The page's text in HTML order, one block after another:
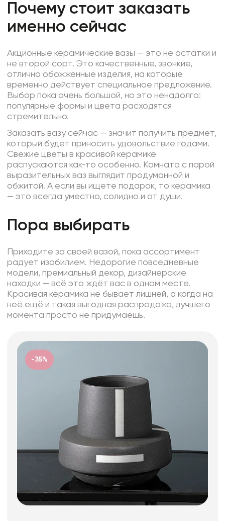
Почему стоит заказать
именно сейчас
Акционные керамические вазы — это не остатки и
не второй сорт. Это качественные, звонкие,
отлично обожжённые изделия, на которые
временно действует специальное предложение.
Выбор пока очень большой, но это ненадолго:
популярные формы и цвета расходятся
стремительно.
Заказать вазу сейчас — значит получить предмет,
который будет приносить удовольствие годами.
Свежие цветы в красивой керамике
распускаются как-то особенно. Комната с парой
выразительных ваз выглядит продуманной и
обжитой. А если вы ищете подарок, то керамика
— это всегда уместно, солидно и от души.
Пора выбирать
Приходите за своей вазой, пока ассортимент
радует изобилием. Недорогие повседневные
модели, премиальный декор, дизайнерские
находки — всё это ждёт вас в одном месте.
Красивая керамика не бывает лишней, а когда на
неё ещё и такая выгодная распродажа, лучшего
момента просто не придумаешь.
-35%